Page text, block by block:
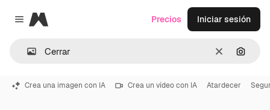
Close menu
Magnific
Borrar
Precios Iniciar sesión
Crea una imagen con IA Crea un vídeo con IA Atardecer